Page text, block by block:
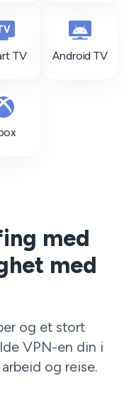
TV Android TV
med
med
og et stort
VPN-en din i
og reise.